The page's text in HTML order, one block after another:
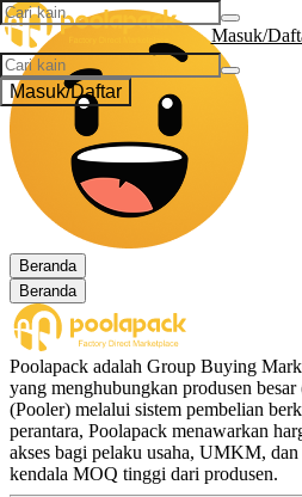
Masuk/Daftar
Masuk/
Beranda
Beranda
Poolapack adalah Group Buying
yang menghubungkan produsen
(Pooler) melalui sistem pembelian
perantara, Poolapack menawarkan
akses bagi pelaku usaha, UMKM,
kendala MOQ tinggi dari produsen.